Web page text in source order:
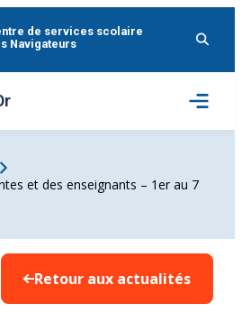
de services scolaire
Navigateurs
Ouvrir
le
menu
et des enseignants – 1er au 7
Retour aux actualités